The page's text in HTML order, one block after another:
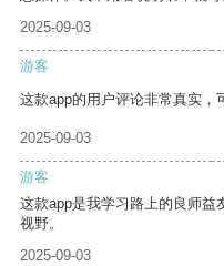
2025-09-03
游客
这款app的用户评论非常真实，
2025-09-03
游客
这款app是我学习路上的良师益
视野。
2025-09-03